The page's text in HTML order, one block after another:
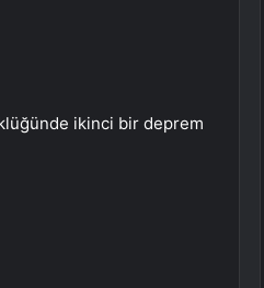
ikinci bir deprem